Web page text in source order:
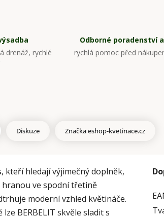
drenáž, rychlé
Odborné poradenství
rychlá pomoc před
Diskuze Značkaeshop-kvetinace.cz
kteří hledají výjimečný doplněk,
hranou ve spodní třetině
moderní vzhled květináče.
BERBELIT skvěle sladit s